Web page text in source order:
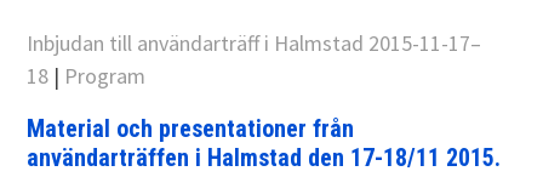
Inbjudan till användarträff i Halmstad 2015-11-17–
18 | Program
Material och presentationer från
användarträffen i Halmstad den 17-18/11 2015.